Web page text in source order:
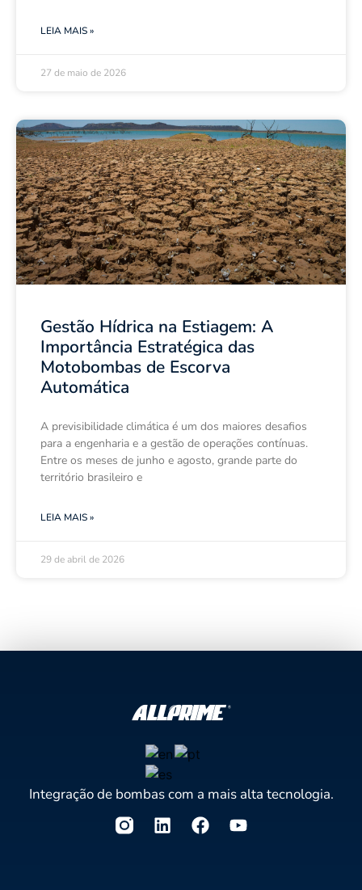
LEIA MAIS »
27 de maio de 2026
Gestão Hídrica na Estiagem: A
Importância Estratégica das
Motobombas de Escorva
Automática
A previsibilidade climática é um dos maiores desafios
para a engenharia e a gestão de operações contínuas.
Entre os meses de junho e agosto, grande parte do
território brasileiro e
LEIA MAIS »
29 de abril de 2026
Integração de bombas com a mais alta tecnologia.